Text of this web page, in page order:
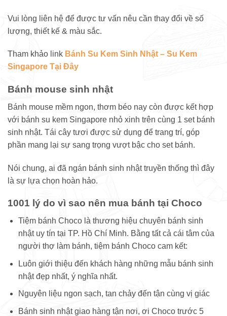
Vui lòng liên hệ để được tư vấn nêu cần thay đổi về số
lượng, thiết kế & màu sắc.
Tham khảo link Bánh Su Kem Sinh Nhật – Su Kem
Singapore Tại Đây
Bánh mouse sinh nhật
Bánh mouse mềm ngon, thơm béo nay còn được kết hợp
với bánh su kem Singapore nhỏ xinh trên cùng 1 set bánh
sinh nhật. Tái cây tươi được sử dụng để trang trí, góp
phần mang lại sự sang trọng vượt bậc cho set bánh.
Nói chung, ai đã ngán bánh sinh nhật truyền thống thì đây
là sự lựa chọn hoàn hảo.
1001 lý do vì sao nên mua bánh tại Choco
Tiệm bánh Choco là thương hiệu chuyên bánh sinh
nhật uy tín tại TP. Hồ Chí Minh. Bằng tất cả cái tâm của
người thợ làm bánh, tiệm bánh Choco cam kết:
Luôn giới thiệu đến khách hàng những mẫu bánh sinh
nhật đẹp nhất, ý nghĩa nhất.
Nguyên liệu ngon sạch, tan chảy đến tận cùng vị giác
Bánh sinh nhật giao hàng tận nơi, ơi Choco trước 5